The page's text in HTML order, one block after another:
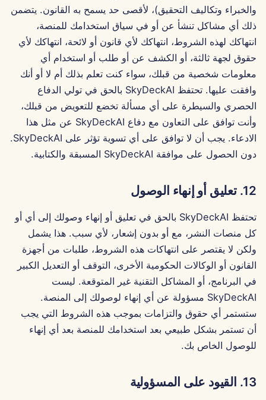
16 أغسطس 2024
9 أغسطس 2024
2 أغسطس 2024
26 يوليو 2024
12 يوليو 2024
28 يونيو 2024
21 يونيو 2024
12 نوفمبر 2023
6 نوفمبر 2023
30 أكتوبر 2023
23 أكتوبر 2023
والخبراء وتكاليف التحقيق)، لأقصى حد يسمح به القانون. يتضمن
ذلك أي مشاكل تنشأ عن أو في سياق استخدامك للمنصة،
انتهاكك لهذه الشروط، انتهاكك لأي قانون أو لائحة، انتهاكك لأي
حقوق لجهة ثالثة، أو الكشف عن أو طلب أو استخدام أي
معلومات شخصية من قبلك، سواء كنت تعلم بذلك أم لا أو أنك
وافقت عليها. تحتفظ SkyDeckAI بالحق في تولي الدفاع
الحصري والسيطرة على أي مسألة تخضع للتعويض من قبلك،
وأنت توافق على التعاون مع دفاع SkyDeckAI عن مثل هذا
الادعاء. يجب أن لا توافق على أي تسوية تؤثر على SkyDeckAI.
دون الحصول على موافقة SkyDeckAI المسبقة والكتابية.
12. تعليق أو إنهاء الوصول
تحتفظ SkyDeckAI بالحق في تعليق أو إنهاء وصولك إلى أي أو
كل منصات النشر، مع أو بدون إشعار، لأي سبب. هذا يشمل
ولكن لا يقتصر على انتهاكات هذه الشروط، طلبات من أجهزة
القانون أو الوكالات الحكومية الأخرى، التوقف أو التعديل الكبير
في البرنامج، أو المشاكل التقنية غير المتوقعة. ليست
SkyDeckAI مسؤولة عن أي إنهاء لوصولك إلى المنصة.
ستستمر أي حقوق والتزامات بموجب هذه الشروط التي يجب
أن تستمر بشكل طبيعي بعد استخدامك للمنصة بعد أي إنهاء
للوصول الخاص بك.
13. القيود على المسؤولية